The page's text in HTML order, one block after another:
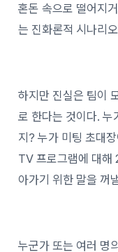
혼돈 속으로 떨어지
는 진화론적 시나리
하지만 진실은 팀이
로 한다는 것이다. 누
지? 누가 미팅 초대
TV 프로그램에 대해
아가기 위한 말을 꺼
누군가 또는 여러 명